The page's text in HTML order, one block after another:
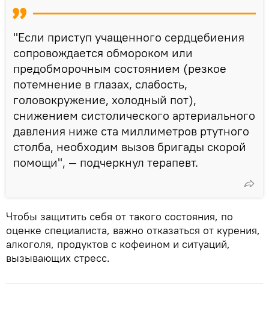
"Если приступ учащенного сердцебиения
сопровождается обмороком или
предобморочным состоянием (резкое
потемнение в глазах, слабость,
головокружение, холодный пот),
снижением систолического артериального
давления ниже ста миллиметров ртутного
столба, необходим вызов бригады скорой
помощи", — подчеркнул терапевт.
Чтобы защитить себя от такого состояния, по
оценке специалиста, важно отказаться от курения,
алкоголя, продуктов с кофеином и ситуаций,
вызывающих стресс.